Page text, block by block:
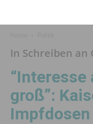
In Schreiben
“Interesse
groß”: